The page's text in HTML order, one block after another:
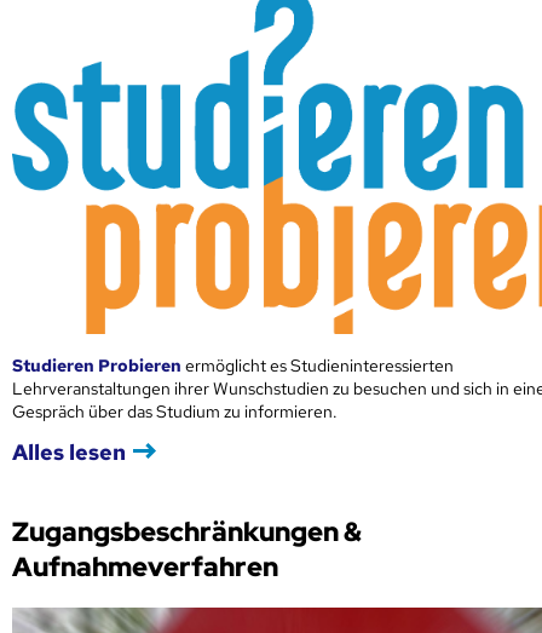
Studieren Probieren ermöglicht es Studieninteressierten
Lehrveranstaltungen ihrer Wunschstudien zu besuchen und sich in
Gespräch über das Studium zu informieren.
Alles lesen
Zugangsbeschränkungen &
Aufnahmeverfahren